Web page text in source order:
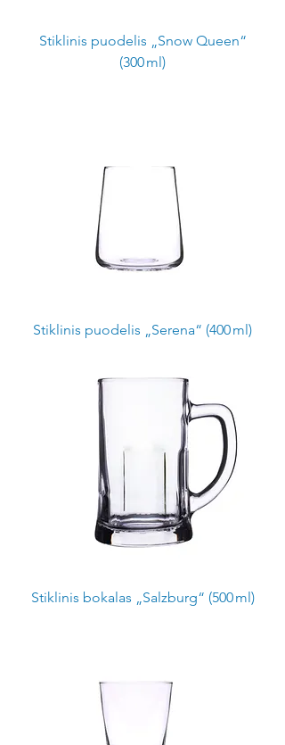
Stiklinis puodelis „Snow Queen“
(300 ml)
Stiklinis puodelis „Serena“ (400 ml)
Stiklinis bokalas „Salzburg“ (500 ml)